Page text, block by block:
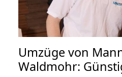
Umzüge von
Waldmohr: